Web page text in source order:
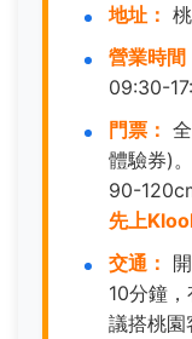
地址：
營業時間
09:30-
門票：
體驗券)
90-
先上
交通：
10分鐘
議搭桃